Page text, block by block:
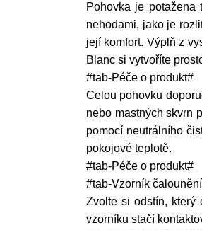
Pohovka je
nehodami, jako je
její komfort. Výplň z
Blanc si vytvoříte
#tab-Péče o produkt#
Celou pohovku
nebo mastných skvrn
pomocí neutrálního
pokojové teplotě.
#tab-Péče o produkt#
#tab-Vzorník
Zvolte si odstín, který
vzorníku stačí